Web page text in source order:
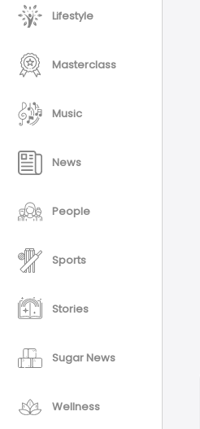
Lifestyle
Masterclass
Music
News
People
Sports
Stories
Sugar News
Wellness